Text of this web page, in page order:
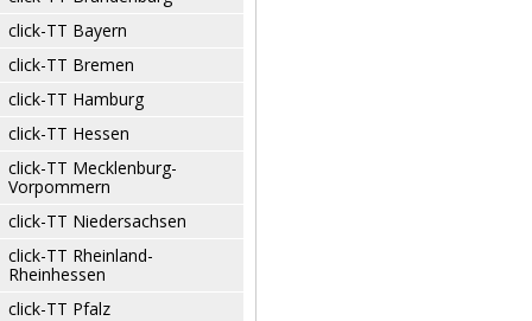
click-TT Bayern
click-TT Bremen
click-TT Hamburg
click-TT Hessen
click-TT Mecklenburg-
Vorpommern
click-TT Niedersachsen
click-TT Rheinland-
Rheinhessen
click-TT Pfalz